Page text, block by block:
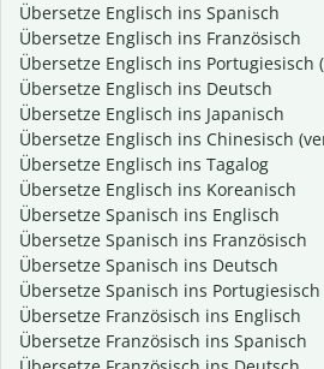
Übersetze Englisch ins Spanisch
Übersetze Englisch ins Französisch
Übersetze Englisch ins Portugiesisch
Übersetze Englisch ins Deutsch
Übersetze Englisch ins Japanisch
Übersetze Englisch ins Chinesisch
Übersetze Englisch ins Tagalog
Übersetze Englisch ins Koreanisch
Übersetze Spanisch ins Englisch
Übersetze Spanisch ins Französisch
Übersetze Spanisch ins Deutsch
Übersetze Spanisch ins
Übersetze Französisch ins Englisch
Übersetze Französisch ins Spanisch